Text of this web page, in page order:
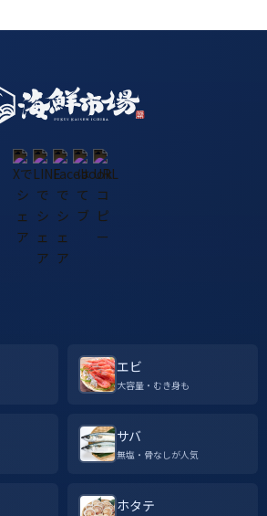
エビ
大容量・むき身も
サバ
無塩・骨なしが人気
ホタテ